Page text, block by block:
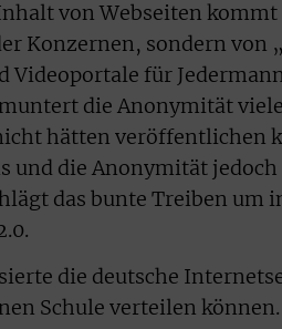
von Webseiten
Konzernen, sondern von
Videoportale für
die Anonymität
hätten veröffentlichen
und die Anonymität
das bunte Treiben um
die deutsche
Schule verteilen